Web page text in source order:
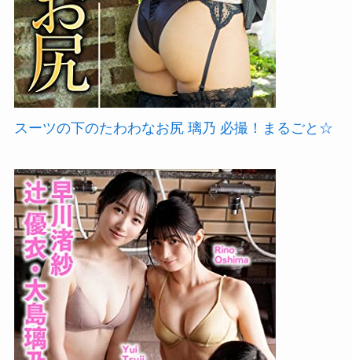
スーツの下のたわわなお尻 璃乃 必撮！まるごと☆